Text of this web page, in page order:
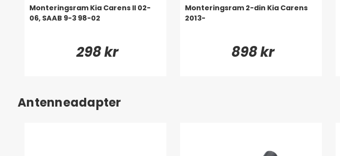
Monteringsram Kia Carens II 02-
06, SAAB 9-3 98-02
298 kr
Monteringsram 2-din Kia Carens
2013-
898 kr
Antenneadapter